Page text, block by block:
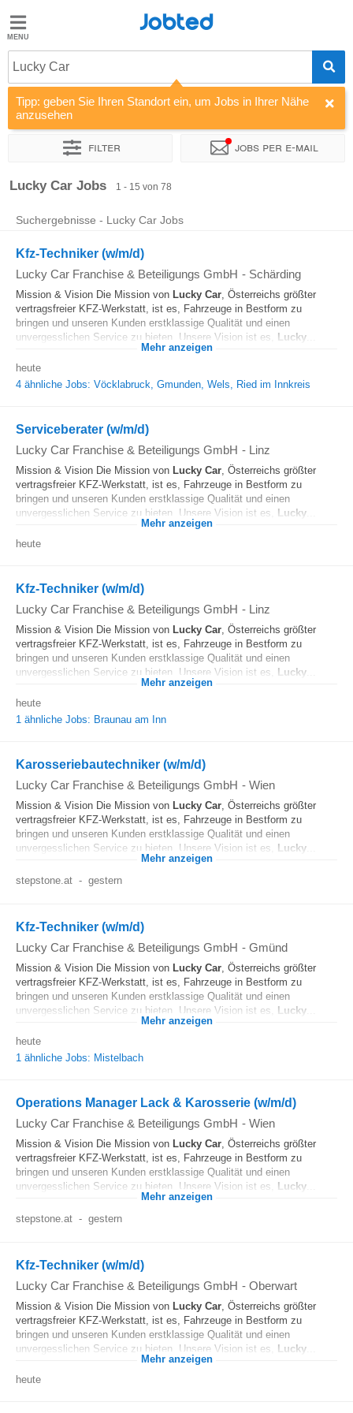
Jobted
Jobs
Gehalt
Jobted
Lucky Car
Tipp: geben Sie Ihren Standort ein, um Jobs in Ihrer Nähe
anzusehen
Filter Jobs per e-mail
Sortieren nach Unternehmen
Lucky Car Jobs 1 - 15 von 78
Suchergebnisse - Lucky Car Jobs
Kfz-Techniker (w/m/d)
Lucky Car Franchise & Beteiligungs GmbH - Schärding
Mission & Vision Die Mission von Lucky Car, Österreichs größter
vertragsfreier KFZ-Werkstatt, ist es, Fahrzeuge in Bestform zu
bringen und unseren Kunden erstklassige Qualität und einen
unvergesslichen Service zu bieten. Unsere Vision ist es, Lucky
Mehr anzeigen
heute
4 ähnliche Jobs: Vöcklabruck, Gmunden, Wels, Ried im Innkreis
Serviceberater (w/m/d)
Lucky Car Franchise & Beteiligungs GmbH - Linz
Mission & Vision Die Mission von Lucky Car, Österreichs größter
vertragsfreier KFZ-Werkstatt, ist es, Fahrzeuge in Bestform zu
bringen und unseren Kunden erstklassige Qualität und einen
unvergesslichen Service zu bieten. Unsere Vision ist es, Lucky
Mehr anzeigen
heute
Kfz-Techniker (w/m/d)
Lucky Car Franchise & Beteiligungs GmbH - Linz
Mission & Vision Die Mission von Lucky Car, Österreichs größter
vertragsfreier KFZ-Werkstatt, ist es, Fahrzeuge in Bestform zu
bringen und unseren Kunden erstklassige Qualität und einen
unvergesslichen Service zu bieten. Unsere Vision ist es, Lucky
Mehr anzeigen
heute
1 ähnliche Jobs: Braunau am Inn
Karosseriebautechniker (w/m/d)
Lucky Car Franchise & Beteiligungs GmbH - Wien
Mission & Vision Die Mission von Lucky Car, Österreichs größter
vertragsfreier KFZ-Werkstatt, ist es, Fahrzeuge in Bestform zu
bringen und unseren Kunden erstklassige Qualität und einen
unvergesslichen Service zu bieten. Unsere Vision ist es, Lucky
Mehr anzeigen
stepstone.at - gestern
Kfz-Techniker (w/m/d)
Lucky Car Franchise & Beteiligungs GmbH - Gmünd
Mission & Vision Die Mission von Lucky Car, Österreichs größter
vertragsfreier KFZ-Werkstatt, ist es, Fahrzeuge in Bestform zu
bringen und unseren Kunden erstklassige Qualität und einen
unvergesslichen Service zu bieten. Unsere Vision ist es, Lucky
Mehr anzeigen
heute
1 ähnliche Jobs: Mistelbach
Operations Manager Lack & Karosserie (w/m/d)
Lucky Car Franchise & Beteiligungs GmbH - Wien
Mission & Vision Die Mission von Lucky Car, Österreichs größter
vertragsfreier KFZ-Werkstatt, ist es, Fahrzeuge in Bestform zu
bringen und unseren Kunden erstklassige Qualität und einen
unvergesslichen Service zu bieten. Unsere Vision ist es, Lucky
Mehr anzeigen
stepstone.at - gestern
Kfz-Techniker (w/m/d)
Lucky Car Franchise & Beteiligungs GmbH - Oberwart
Mission & Vision Die Mission von Lucky Car, Österreichs größter
vertragsfreier KFZ-Werkstatt, ist es, Fahrzeuge in Bestform zu
bringen und unseren Kunden erstklassige Qualität und einen
unvergesslichen Service zu bieten. Unsere Vision ist es, Lucky
Mehr anzeigen
heute